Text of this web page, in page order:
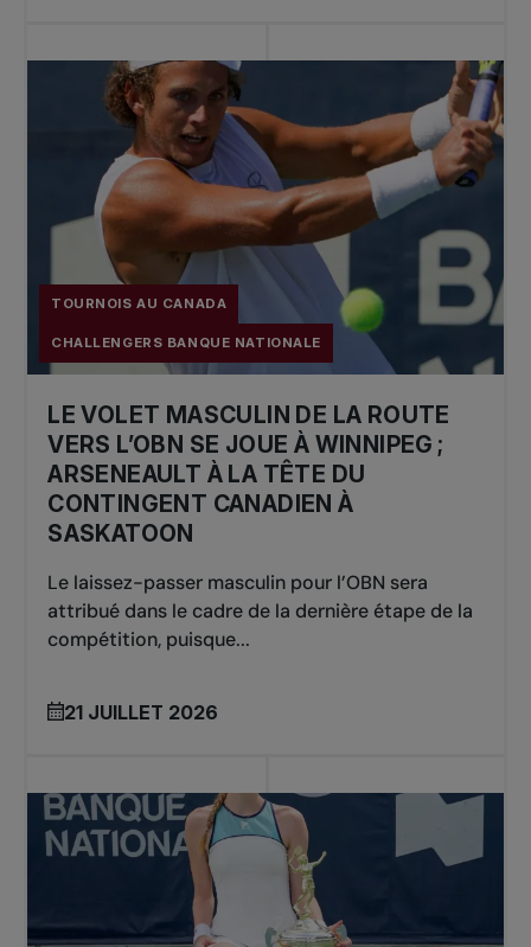
TOURNOIS AU CANADA
CHALLENGERS BANQUE NATIONALE
LE VOLET MASCULIN DE LA ROUTE
VERS L’OBN SE JOUE À WINNIPEG ;
ARSENEAULT À LA TÊTE DU
CONTINGENT CANADIEN À
SASKATOON
Le laissez-passer masculin pour l’OBN sera
attribué dans le cadre de la dernière étape de la
compétition, puisque...
21 JUILLET 2026